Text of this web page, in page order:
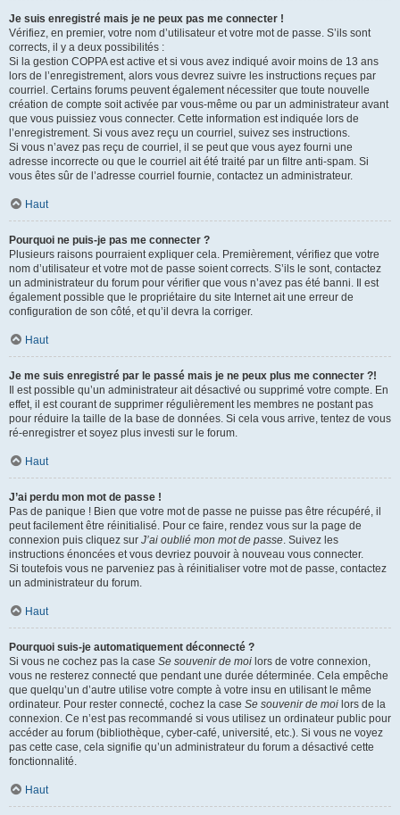
Je suis enregistré mais je ne peux pas me connecter !
Vérifiez, en premier, votre nom d’utilisateur et votre mot de passe. S’ils sont
corrects, il y a deux possibilités :
Si la gestion COPPA est active et si vous avez indiqué avoir moins de 13 ans
lors de l’enregistrement, alors vous devrez suivre les instructions reçues par
courriel. Certains forums peuvent également nécessiter que toute nouvelle
création de compte soit activée par vous-même ou par un administrateur avant
que vous puissiez vous connecter. Cette information est indiquée lors de
l’enregistrement. Si vous avez reçu un courriel, suivez ses instructions.
Si vous n’avez pas reçu de courriel, il se peut que vous ayez fourni une
adresse incorrecte ou que le courriel ait été traité par un filtre anti-spam. Si
vous êtes sûr de l’adresse courriel fournie, contactez un administrateur.
Haut
Pourquoi ne puis-je pas me connecter ?
Plusieurs raisons pourraient expliquer cela. Premièrement, vérifiez que votre
nom d’utilisateur et votre mot de passe soient corrects. S’ils le sont, contactez
un administrateur du forum pour vérifier que vous n’avez pas été banni. Il est
également possible que le propriétaire du site Internet ait une erreur de
configuration de son côté, et qu’il devra la corriger.
Haut
Je me suis enregistré par le passé mais je ne peux plus me connecter ?!
Il est possible qu’un administrateur ait désactivé ou supprimé votre compte. En
effet, il est courant de supprimer régulièrement les membres ne postant pas
pour réduire la taille de la base de données. Si cela vous arrive, tentez de vous
ré-enregistrer et soyez plus investi sur le forum.
Haut
J’ai perdu mon mot de passe !
Pas de panique ! Bien que votre mot de passe ne puisse pas être récupéré, il
peut facilement être réinitialisé. Pour ce faire, rendez vous sur la page de
connexion puis cliquez sur J’ai oublié mon mot de passe. Suivez les
instructions énoncées et vous devriez pouvoir à nouveau vous connecter.
Si toutefois vous ne parveniez pas à réinitialiser votre mot de passe, contactez
un administrateur du forum.
Haut
Pourquoi suis-je automatiquement déconnecté ?
Si vous ne cochez pas la case Se souvenir de moi lors de votre connexion,
vous ne resterez connecté que pendant une durée déterminée. Cela empêche
que quelqu’un d’autre utilise votre compte à votre insu en utilisant le même
ordinateur. Pour rester connecté, cochez la case Se souvenir de moi lors de la
connexion. Ce n’est pas recommandé si vous utilisez un ordinateur public pour
accéder au forum (bibliothèque, cyber-café, université, etc.). Si vous ne voyez
pas cette case, cela signifie qu’un administrateur du forum a désactivé cette
fonctionnalité.
Haut